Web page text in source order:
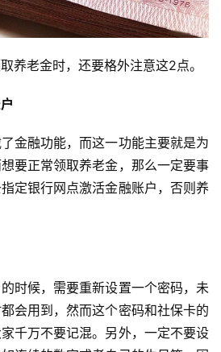
养老金时，还要格外注意这2点。
金融功能，而这一功能主要就是为
要正常领取养老金，那么一定要事
定银行网点激活金融账户，否则养
时候，需要重新设置一个密码，未
会用到，然而这个密码和社保卡的
千万不要记混。另外，一定不要设